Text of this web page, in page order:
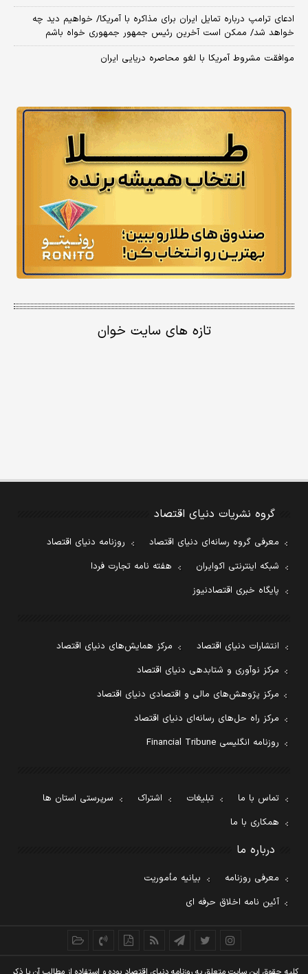
ادعای ترامپ درباره تمایل ایران برای مذاکره با آمریکا/ خواهیم دید چه
خواهد شد/ ممکن است آخرین رئیس‌ جمهور جمهوری خواه باشم
موافقت مشروط آمریکا با لغو محاصره دریایی ایران
تازه های سایت خوان
گروه نشریات دنیای اقتصاد
معرفی گروه رسانه‌ای دنیای اقتصاد
روزنامه دنیای اقتصاد
شبکه اینترنتی اکوایران
هفته نامه تجارت فردا
پایگاه خبری اقتصادنیوز
انتشارات دنیای اقتصاد
مرکز همایش‌های دنیای اقتصاد
مرکز نوآوری و شتابدهی دنیای اقتصاد
مرکز پژوهش‌های مالی و اقتصادی دنیای اقتصاد
مرکز راه حل‌های رسانه‌ای دنیای اقتصاد
روزنامه انگلیسی Financial Tribune
تماس با ما تبلیغات اشتراک
سرپرستی استان ها
همکاری با ما
درباره ما
معرفی روزنامه
بیانیه مأموریت
آئین نامه اخلاق حرفه ای